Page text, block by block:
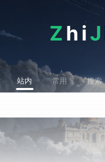
Z hiJ
站内 常用 搜索